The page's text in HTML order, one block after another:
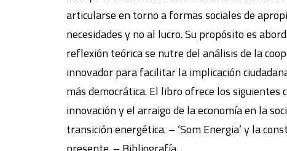
articularse en torno a formas sociales de
necesidades y no al lucro. Su propósito es
reflexión teórica se nutre del análisis de la
innovador para facilitar la implicación
más democrática. El libro ofrece los
innovación y el arraigo de la economía en la
transición energética. – ‘Som Energia’ y la